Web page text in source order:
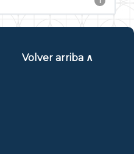
Volver arriba ∧